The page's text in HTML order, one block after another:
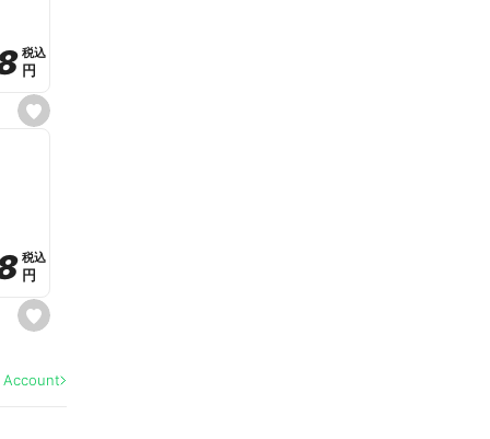
e
s
e
e
税込
税込
円
円
s
e
a
税込
税込
円
円